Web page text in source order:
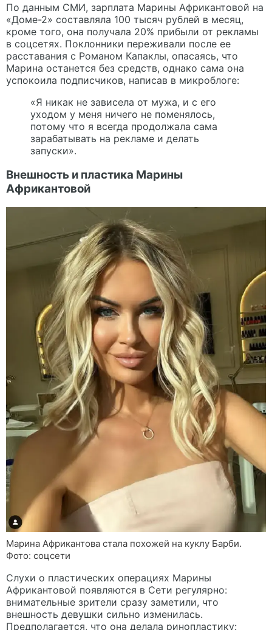
По данным СМИ, зарплата Марины Африкантовой на
«Доме-2» составляла 100 тысяч рублей в месяц,
кроме того, она получала 20% прибыли от рекламы
в соцсетях. Поклонники переживали после ее
расставания с Романом Капаклы, опасаясь, что
Марина останется без средств, однако сама она
успокоила подписчиков, написав в микроблоге:
«Я никак не зависела от мужа, и с его
уходом у меня ничего не поменялось,
потому что я всегда продолжала сама
зарабатывать на рекламе и делать
запуски».
Внешность и пластика Марины
Африкантовой
Марина Африкантова стала похожей на куклу Барби.
Фото: соцсети
Слухи о пластических операциях Марины
Африкантовой появляются в Сети регулярно:
внимательные зрители сразу заметили, что
внешность девушки сильно изменилась.
Предполагается, что она делала ринопластику: